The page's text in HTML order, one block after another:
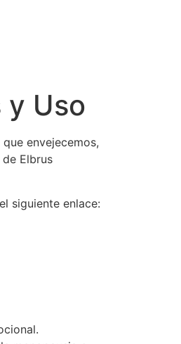
y Uso
envejecemos,
Elbrus
siguiente enlace: